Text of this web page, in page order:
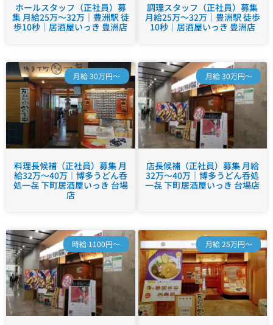
ホールスタッフ（正社員）募
集 月給25万～32万｜豊洲駅 徒
歩10秒｜居酒屋いっき 豊洲店
調理スタッフ（正社員）募集
月給25万～32万｜豊洲駅 徒歩
10秒｜居酒屋いっき 豊洲店
月給 30万円～
料理長候補（正社員）募集 月
給32万～40万｜博多うどん呑
処一㐂 下町居酒屋いっき 台場
店
月給 30万円～
店長候補（正社員）募集 月給
32万～40万｜博多うどん呑処
一㐂 下町居酒屋いっき 台場店
時給 1100円～ 月給 25万円～